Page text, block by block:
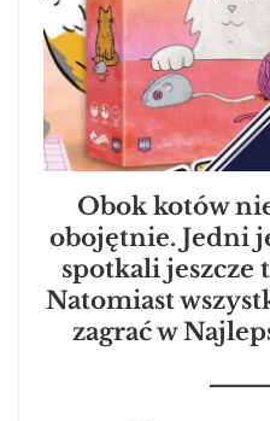
Obok kotów
obojętnie. Jedni
spotkali jeszcze
Natomiast
zagrać w